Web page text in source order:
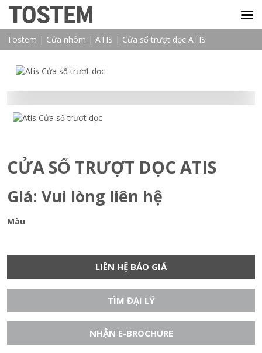
Tostem | Cửa nhôm | ATIS | Cửa sổ trượt dọc ATIS
CỬA SỔ TRƯỢT DỌC ATIS
Giá: Vui lòng liên hệ
Màu
LIÊN HỆ BÁO GIÁ
TÌM ĐẠI LÝ
NHẬN E-BROCHURE
TOSTEM VIỆT NAM